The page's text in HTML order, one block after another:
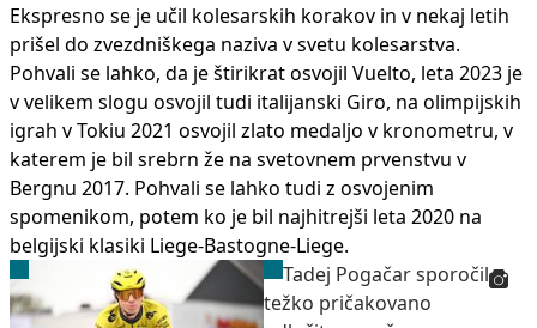
Ekspresno se je učil kolesarskih korakov in v nekaj letih
prišel do zvezdniškega naziva v svetu kolesarstva.
Pohvali se lahko, da je štirikrat osvojil Vuelto, leta 2023 je
v velikem slogu osvojil tudi italijanski Giro, na olimpijskih
igrah v Tokiu 2021 osvojil zlato medaljo v kronometru, v
katerem je bil srebrn že na svetovnem prvenstvu v
Bergnu 2017. Pohvali se lahko tudi z osvojenim
spomenikom, potem ko je bil najhitrejši leta 2020 na
belgijski klasiki Liege-Bastogne-Liege.